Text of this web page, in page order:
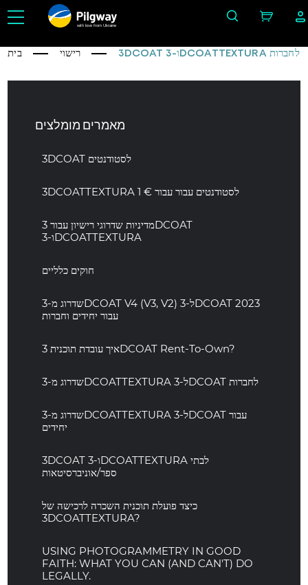
with love from Ukraine
בית רישוי 3DCOAT ו-3DCOATTEXTURA לחברות
מאמרים מומלצים
3DCOAT לסטודנטים
3DCOATTEXTURA לסטודנטים עבור עבור € 1
מדיניות שדרוגי רישיון עבור 3DCOAT
ו-3DCOATTEXTURA
חוקים כלליים
שדרוג מ-3DCOAT V4 (V3, V2) ל-3DCOAT 2023
עבור יחידים וחברות
איך עובדת תוכנית 3DCOAT Rent-To-Own?
שדרוג מ-3DCOATTEXTURA ל-3DCOAT לחברות
שדרוג מ-3DCOATTEXTURA ל-3DCOAT עבור
יחידים
3DCOAT ו-3DCOATTEXTURA לבתי
ספר/אוניברסיטאות
כיצד פועלת תוכנית השכרה לרכישה של
3DCOATTEXTURA?
USING PHOTOGRAMMETRY IN GOOD
FAITH: WHAT YOU CAN (AND CAN'T) DO
LEGALLY.